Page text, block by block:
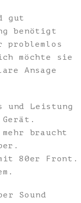
gut
benötigt
problemlos
möchte sie
Ansage
und Leistung
braucht
80er Front.
Sound